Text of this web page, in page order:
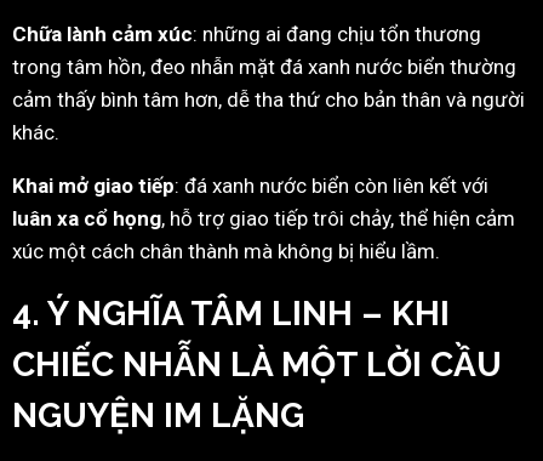
Chữa lành cảm xúc: những ai đang chịu tổn thương
trong tâm hồn, đeo nhẫn mặt đá xanh nước biển thường
cảm thấy bình tâm hơn, dễ tha thứ cho bản thân và người
khác.
Khai mở giao tiếp: đá xanh nước biển còn liên kết với
luân xa cổ họng, hỗ trợ giao tiếp trôi chảy, thể hiện cảm
xúc một cách chân thành mà không bị hiểu lầm.
4. Ý NGHĨA TÂM LINH – KHI
CHIẾC NHẪN LÀ MỘT LỜI CẦU
NGUYỆN IM LẶNG